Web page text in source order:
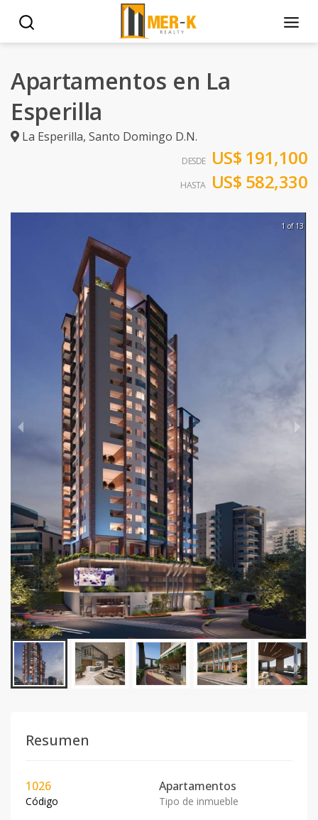
Apartamentos en La
Esperilla
La Esperilla, Santo Domingo D.N.
DESDE US$ 191,100
HASTA US$ 582,330
1 of 13
Resumen
1026
Código
Apartamentos
Tipo de inmueble